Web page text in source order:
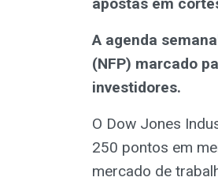
A agenda
(NFP) marcado
investidores.
O Dow Jones
250 pontos em
mercado de